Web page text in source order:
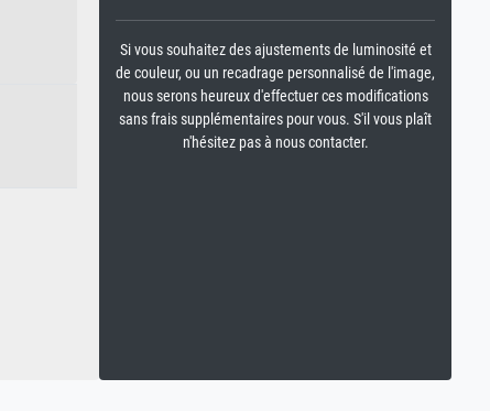
Si vous souhaitez des ajustements de luminosité et
de couleur, ou un recadrage personnalisé de l'image,
nous serons heureux d'effectuer ces modifications
sans frais supplémentaires pour vous. S'il vous plaît
n'hésitez pas à nous contacter.